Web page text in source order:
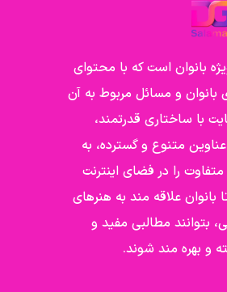
بانوان است که با محتوای
و مسائل مربوط به آن
با ساختاری قدرتمند،
متنوع و گسترده، به
را در فضای اینترنت
بانوان علاقه مند به هنرهای
مطالبی مفید و
و بهره مند شوند.